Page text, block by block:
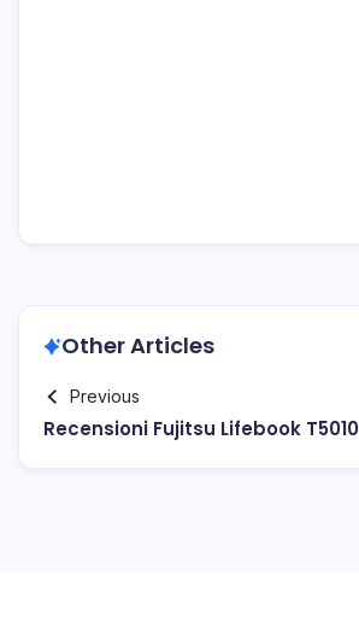
Other Articles
Previous
Recensioni Fujitsu Lifebook T5010